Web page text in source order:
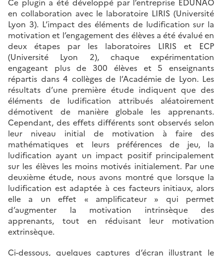
Ce plugin a été développé par l’entreprise EDUNAO
en collaboration avec le laboratoire LIRIS (Université
Lyon 3). L’impact des éléments de ludification sur la
motivation et l’engagement des élèves a été évalué en
deux étapes par les laboratoires LIRIS et ECP
(Université Lyon 2), chaque expérimentation
engageant plus de 300 élèves et 5 enseignants
répartis dans 4 collèges de l’Académie de Lyon. Les
résultats d’une première étude indiquent que des
éléments de ludification attribués aléatoirement
démotivent de manière globale les apprenants.
Cependant, des effets différents sont observés selon
leur niveau initial de motivation à faire des
mathématiques et leurs préférences de jeu, la
ludification ayant un impact positif principalement
sur les élèves les moins motivés initialement. Par une
deuxième étude, nous avons montré que lorsque la
ludification est adaptée à ces facteurs initiaux, alors
elle a un effet « amplificateur » qui permet
d’augmenter la motivation intrinsèque des
apprenants, tout en réduisant leur motivation
extrinsèque.
Ci-dessous, quelques captures d’écran illustrant le